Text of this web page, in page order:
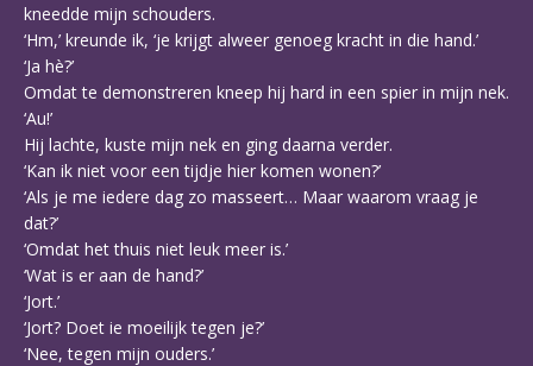
kneedde mijn schouders.
‘Hm,’ kreunde ik, ‘je krijgt alweer genoeg kracht in die hand.’
‘Ja hè?’
Omdat te demonstreren kneep hij hard in een spier in mijn nek.
‘Au!’
Hij lachte, kuste mijn nek en ging daarna verder.
‘Kan ik niet voor een tijdje hier komen wonen?’
‘Als je me iedere dag zo masseert… Maar waarom vraag je
dat?’
‘Omdat het thuis niet leuk meer is.’
‘Wat is er aan de hand?’
‘Jort.’
‘Jort? Doet ie moeilijk tegen je?’
‘Nee, tegen mijn ouders.’